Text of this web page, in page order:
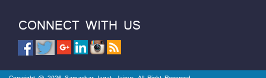
CONNECT WITH US